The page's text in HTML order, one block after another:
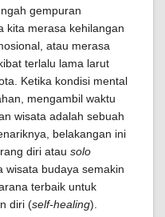
gempuran
kita merasa kehilangan
atau merasa
terlalu lama larut
Ketika kondisi mental
mengambil waktu
wisata adalah sebuah
belakangan ini
diri atau solo
wisata budaya semakin
terbaik untuk
diri (self-healing).